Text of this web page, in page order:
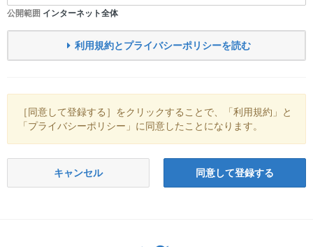
公開範囲 インターネット全体
利用規約とプライバシーポリシーを読む
［同意して登録する］をクリックすることで、「利用規約」と
「プライバシーポリシー」に同意したことになります。
キャンセル 同意して登録する